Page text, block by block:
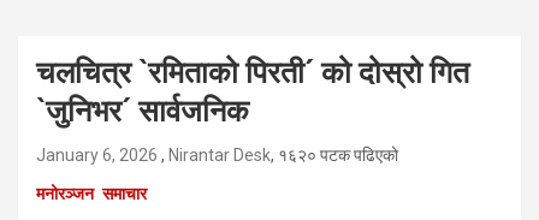
चलचित्र `रमिताको पिरती´ को दोस्रो गित
`जुनिभर´ सार्वजनिक
January 6, 2026 , Nirantar Desk, १६२० पटक पढिएको
मनोरञ्जन समाचार